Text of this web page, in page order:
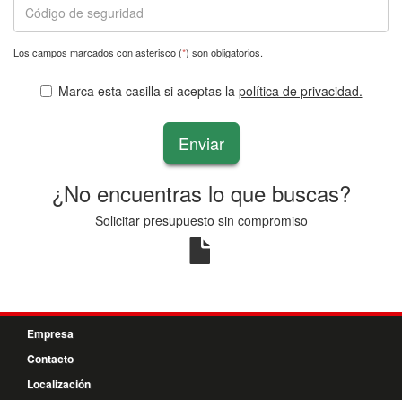
Los campos marcados con asterisco (*) son obligatorios.
Marca esta casilla si aceptas la política de privacidad.
Enviar
¿No encuentras lo que buscas?
Solicitar presupuesto sin compromiso
Empresa
Contacto
Localización